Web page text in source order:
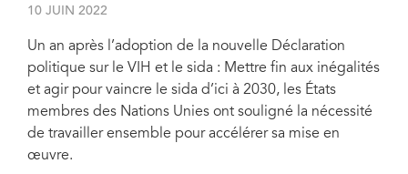
"Pandemic-ending technologies must be shared, if they are to benefit all – North
and South alike. That is in everyone’s interests. We can only end AIDS by ending
AIDS everywhere," says UN Secretary-General Antonio Guterres
10 JUIN 2022
Un an après l’adoption de la nouvelle Déclaration
politique sur le VIH et le sida : Mettre fin aux inégalités
et agir pour vaincre le sida d’ici à 2030, les États
membres des Nations Unies ont souligné la nécessité
de travailler ensemble pour accélérer sa mise en
œuvre.